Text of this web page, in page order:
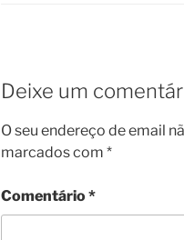
Deixe um
O seu endereço de email
marcados com *
Comentário*